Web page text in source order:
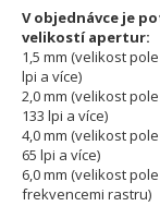
V objednávce je
velikostí apertur:
1,5 mm (velikost
lpi a více)
2,0 mm (velikost
133 lpi a více)
4,0 mm (velikost
65 lpi a více)
6,0 mm (velikost
frekvencemi rastru)